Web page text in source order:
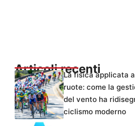
Articoli recenti
La fisica applicata
ruote: come la
del vento ha
ciclismo moderno